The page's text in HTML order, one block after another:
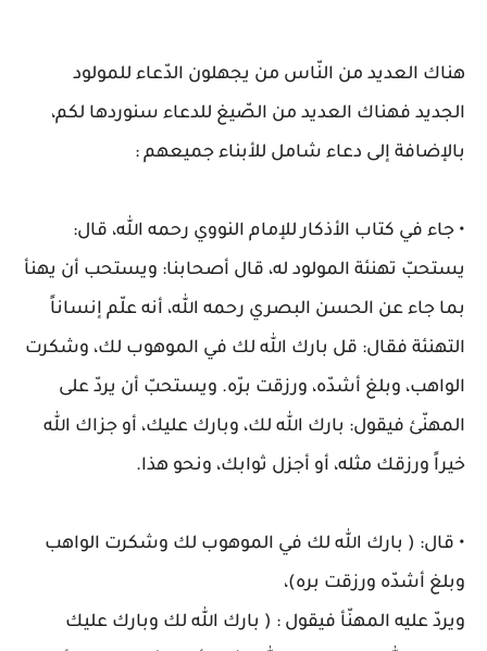
هناك العديد من النّاس من يجهلون الدّعاء للمولود
الجديد فهناك العديد من الصّيغ للدعاء سنوردها لكم،
بالإضافة إلى دعاء شامل للأبناء جميعهم :
• جاء في كتاب الأذكار للإمام النووي رحمه الله، قال:
يستحبّ تهنئة المولود له، قال أصحابنا: ويستحب أن يهنأ
بما جاء عن الحسن البصري رحمه الله، أنه علّم إنساناً
التهنئة فقال: قل بارك الله لك في الموهوب لك، وشكرت
الواهب، وبلغ أشدّه، ورزقت برّه. ويستحبّ أن يردّ على
المهنّئ فيقول: بارك الله لك، وبارك عليك، أو جزاك الله
خيراً ورزقك مثله، أو أجزل ثوابك، ونحو هذا.
• قال: ( بارك الله لك في الموهوب لك وشكرت الواهب
وبلغ أشدّه ورزقت بره)،
ويردّ عليه المهنّأ فيقول : ( بارك الله لك وبارك عليك